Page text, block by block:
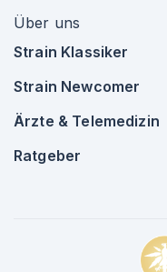
Über uns
Strain Klassiker
Strain Newcomer
Ärzte & Telemedizin
Ratgeber